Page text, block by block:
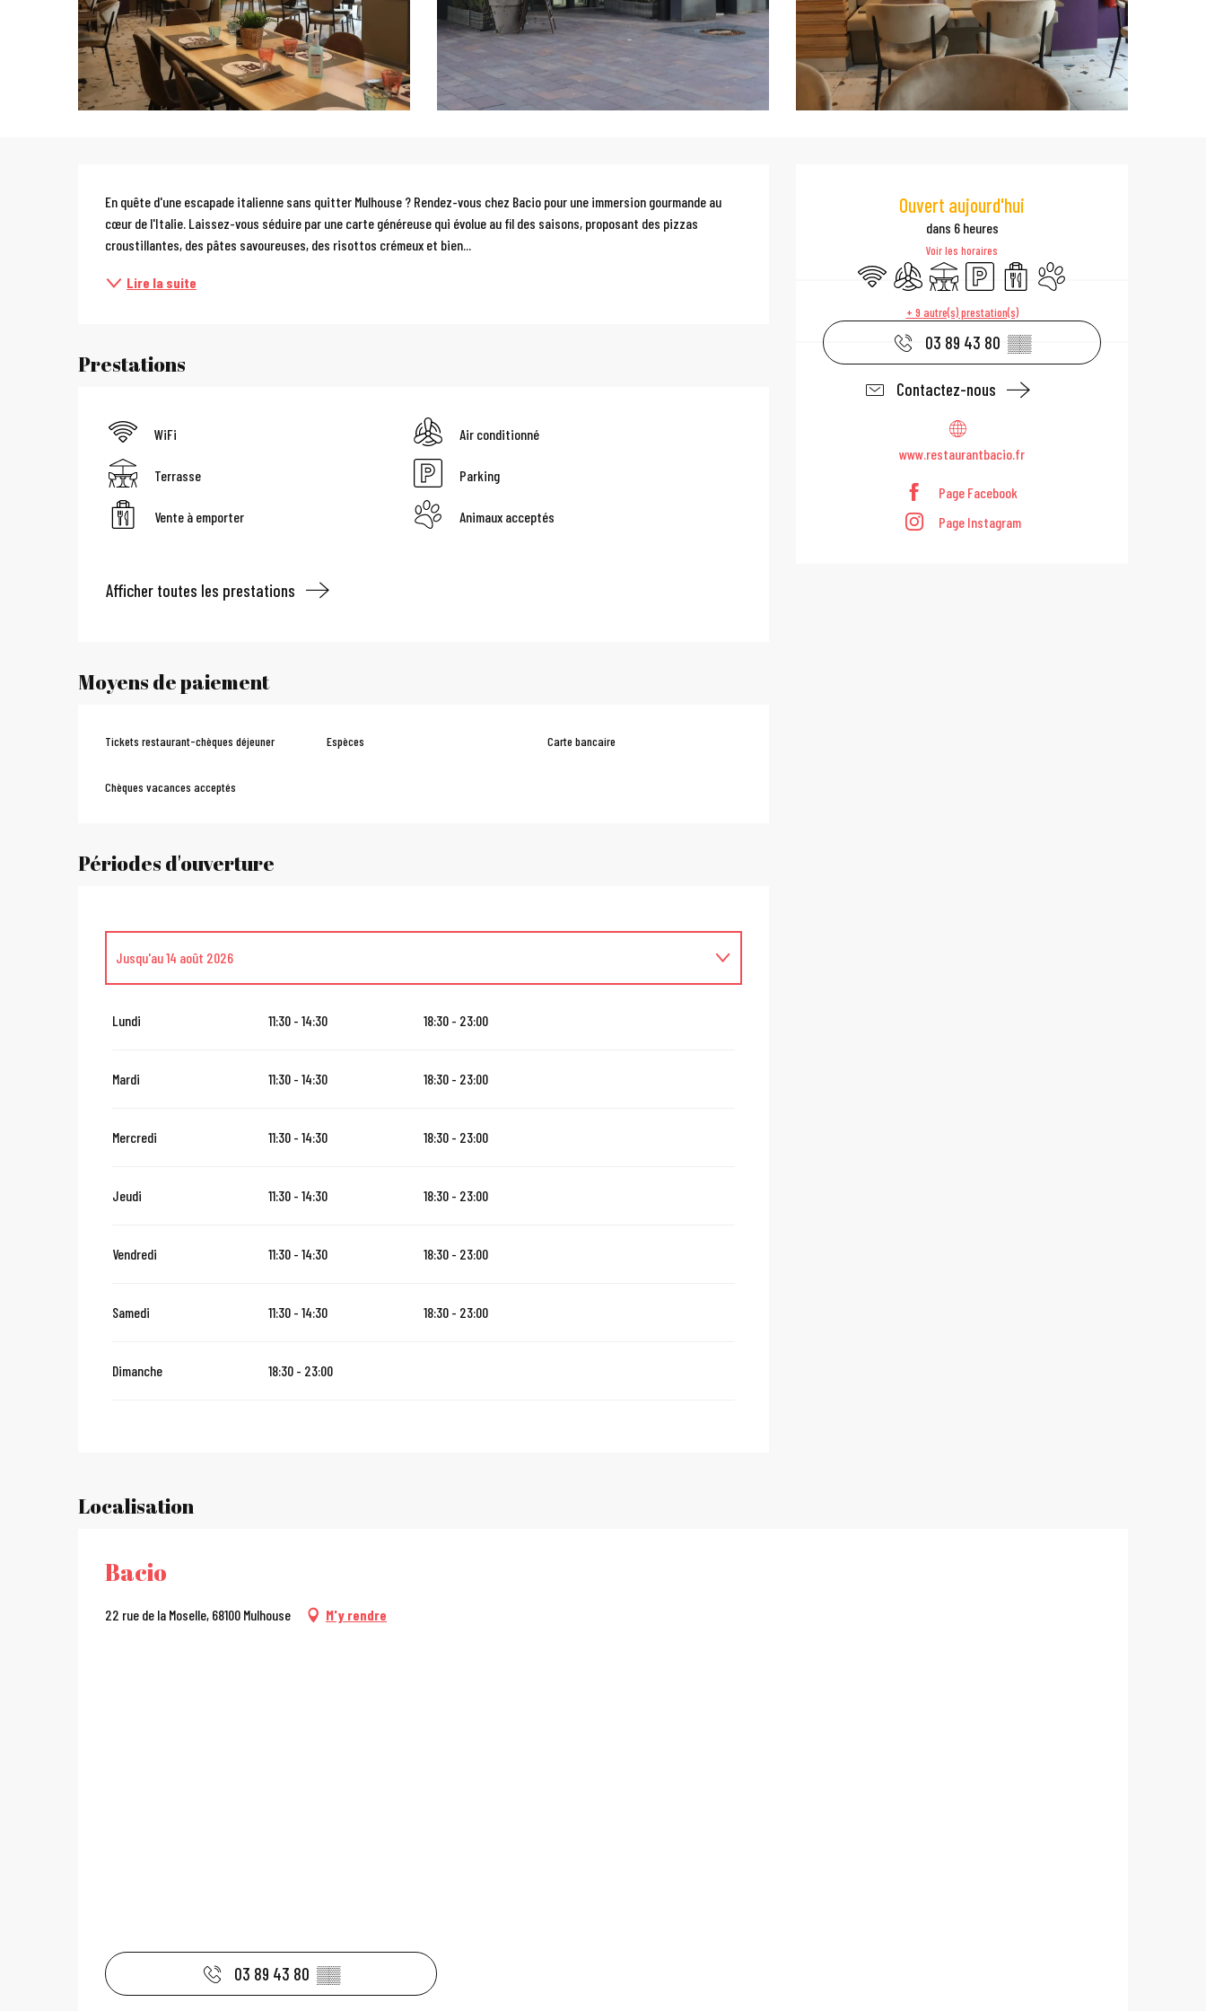
Ouverture et
Ouvert aujourd'hui
dans 6 heures
Voir les horaires
WiFi Air conditionné
TerrasseParkingVente à emporter
Animaux acceptés
+ 9 autre(s) prestation(s)
03 89 43 80 ▒▒
Contactez-nous
www.restaurantbacio.fr
Page Facebook
Page Instagram
Description
En quête d'une escapade italienne sans quitter Mulhouse ? Rendez-vous chez Bacio pour une immersion gourmande au
cœur de l'Italie. Laissez-vous séduire par une carte généreuse qui évolue au fil des saisons, proposant des pizzas
croustillantes, des pâtes savoureuses, des risottos crémeux et bien...
Lire la suite
Prestations
WiFi Air conditionné
Terrasse Parking
Vente à emporter Animaux acceptés
Afficher toutes les prestations
Moyens de paiement
Tickets restaurant-chèques déjeuner Espèces Carte bancaire
Chèques vacances acceptés
Périodes d'ouverture
Jusqu'au14 août 2026
Lundi 11:30 - 14:30 18:30 - 23:00
Mardi 11:30 - 14:30 18:30 - 23:00
Mercredi 11:30 - 14:30 18:30 - 23:00
Jeudi 11:30 - 14:30 18:30 - 23:00
Vendredi 11:30 - 14:30 18:30 - 23:00
Samedi 11:30 - 14:30 18:30 - 23:00
Dimanche 18:30 - 23:00
Localisation
Bacio
22 rue de la Moselle, 68100 Mulhouse M'y rendre
03 89 43 80 ▒▒